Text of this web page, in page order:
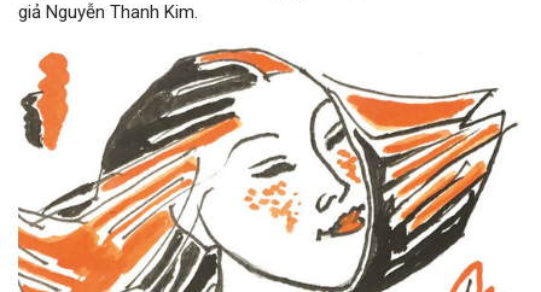
giả Nguyễn Thanh Kim.